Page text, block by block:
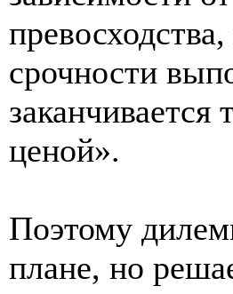
срочности
заканчивается
ценой».
Поэтому
плане, но